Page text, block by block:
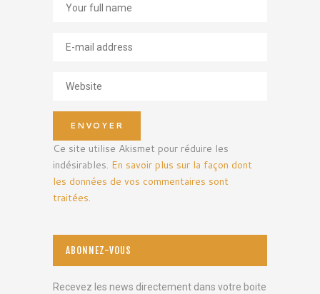
Ce site utilise Akismet pour réduire les
indésirables. En savoir plus sur la façon dont
les données de vos commentaires sont
traitées.
ABONNEZ-VOUS
Recevez les news directement dans votre boite